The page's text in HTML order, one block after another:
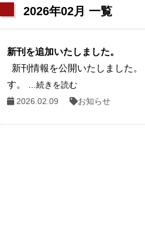
2026年02月 一覧
新刊を追加いたしました。
新刊情報を公開いたしました
す。
…続きを読む
2026.02.09 お知らせ